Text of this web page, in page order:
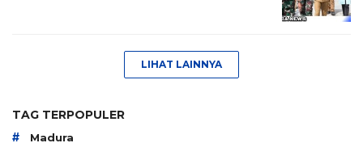
LIHAT LAINNYA
TAG TERPOPULER
# Madura